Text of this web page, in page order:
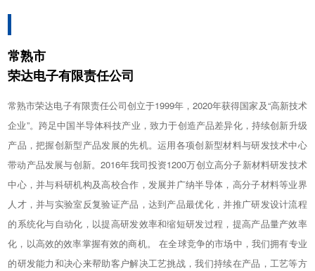
常熟市
荣达电子有限责任公司
常熟市荣达电子有限责任公司创立于1999年，2020年获得国家及“高新技术
企业”。跨足中国半导体科技产业，致力于创造产品差异化，持续创新升级
产品，把握创新型产品发展的先机。运用各项创新型材料与研发技术中心
带动产品发展与创新。2016年我司投资1200万创立高分子新材料研发技术
中心，并与科研机构及高校合作，发展并广纳半导体，高分子材料等业界
人才，并与实验室反复验证产品，达到产品最优化，并推广研发设计流程
的系统化与自动化，以提高研发效率和缩短研发过程，提高产品量产效率
化，以高效的效率掌握有效的商机。 在全球竞争的市场中，我们拥有专业
的研发能力和决心来帮助客户解决工艺挑战，我们持续在产品，工艺等方